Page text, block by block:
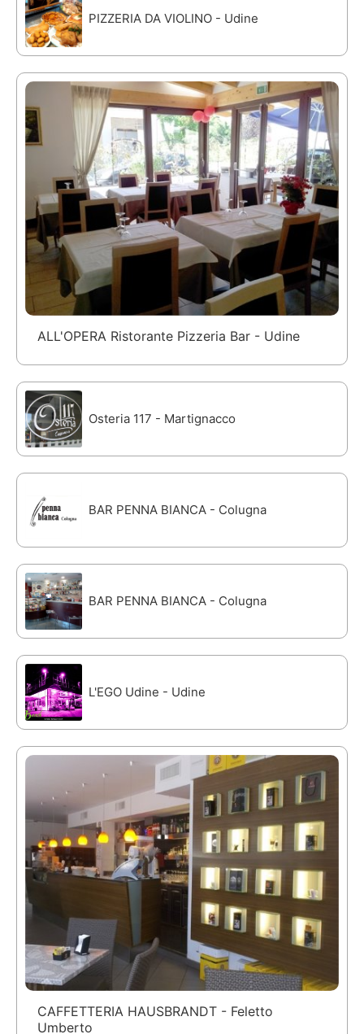
PIZZERIA DA VIOLINO - Udine
ALL'OPERA Ristorante Pizzeria Bar - Udine
Osteria 117 - Martignacco
BAR PENNA BIANCA - Colugna
BAR PENNA BIANCA - Colugna
L'EGO Udine - Udine
CAFFETTERIA HAUSBRANDT - Feletto
Umberto